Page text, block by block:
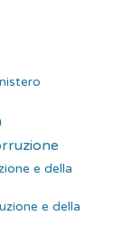
e della
e della